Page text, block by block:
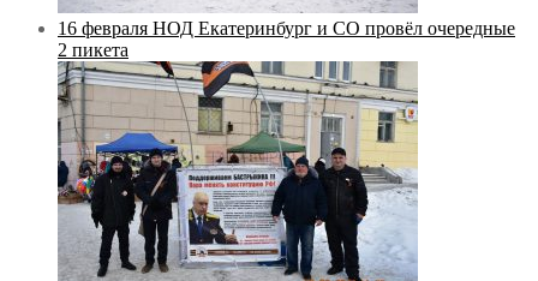
16 февраля НОД Екатеринбург и СО провёл очередные
2 пикета